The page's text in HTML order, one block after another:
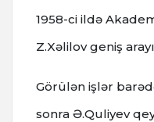
1958-ci ildə
Z.Xəlilov geniş
Görülən işlər
sonra Ə.Quliyev